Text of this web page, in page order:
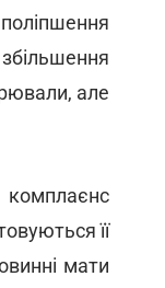
але
її
мати